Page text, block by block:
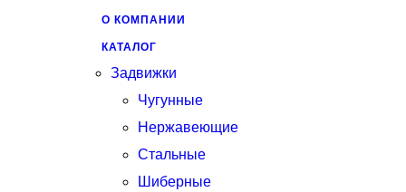
О КОМПАНИИ
КАТАЛОГ
Задвижки
Чугунные
Нержавеющие
Стальные
Шиберные